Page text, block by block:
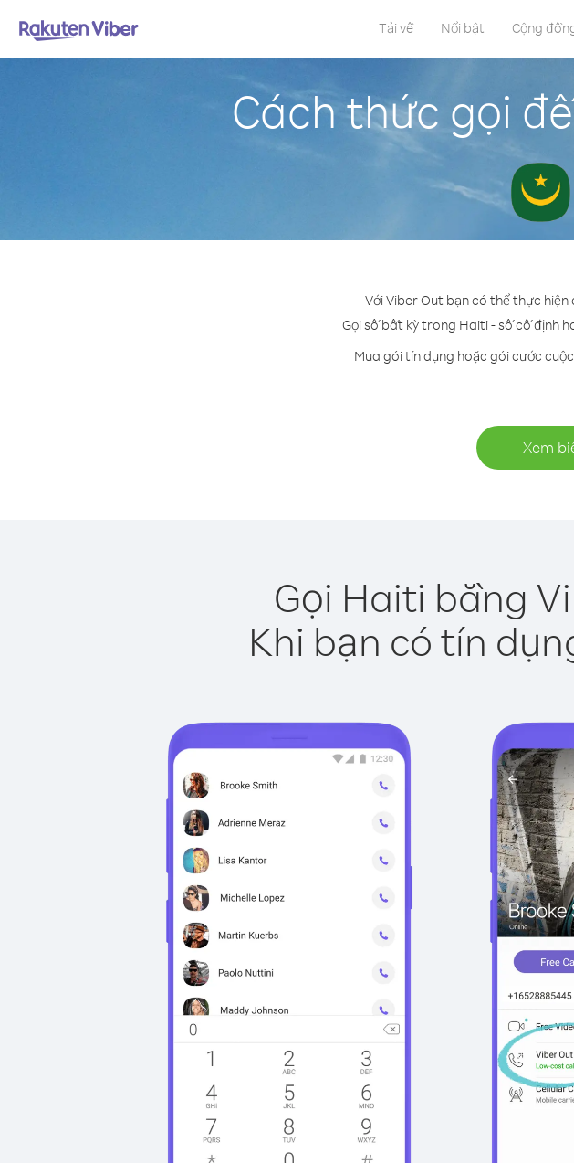
Tải về Nổi bật Cộng
Cách thức gọi
Với Viber Out bạn có thể thực
Gọi số bất kỳ trong Haiti - số cố định
Mua gói tín dụng hoặc gói cước
Xem
Gọi Haiti bằng
Khi bạn có tín